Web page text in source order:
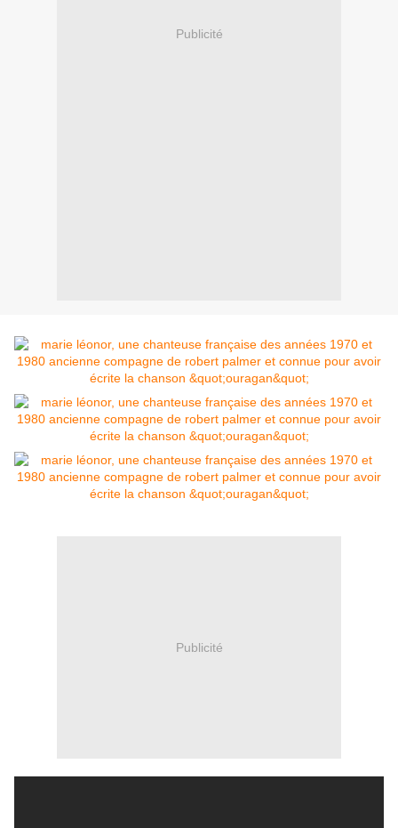
Publicité
Publicité